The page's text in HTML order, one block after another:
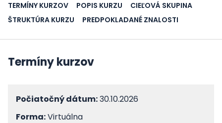
TERMÍNY KURZOV POPIS KURZU
CIEĽOVÁ SKUPINA
ŠTRUKTÚRA KURZU
PREDPOKLADANÉ ZNALOSTI
Termíny kurzov
Počiatočný dátum:30.10.2026
Forma:Virtuálna